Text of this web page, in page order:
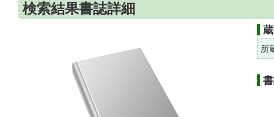
検索結果書誌詳細
所